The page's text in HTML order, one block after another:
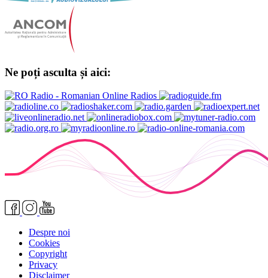
Ne poți asculta și aici:
Despre noi
Cookies
Copyright
Privacy
Disclaimer